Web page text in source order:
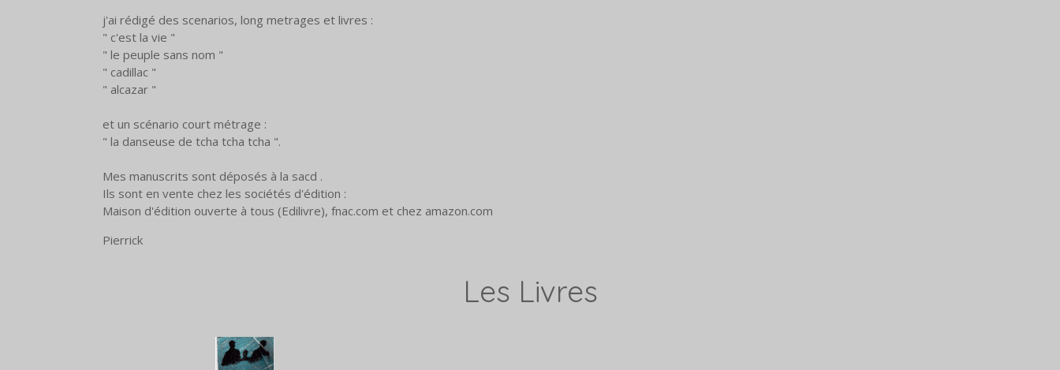
j'ai rédigé des scenarios, long metrages et livres :
" c'est la vie "
" le peuple sans nom "
" cadillac "
" alcazar "
et un scénario court métrage :
" la danseuse de tcha tcha tcha ".
Mes manuscrits sont déposés à la sacd .
Ils sont en vente chez les sociétés d'édition :
Maison d'édition ouverte à tous (Edilivre), fnac.com et chez amazon.com
Pierrick
Les Livres